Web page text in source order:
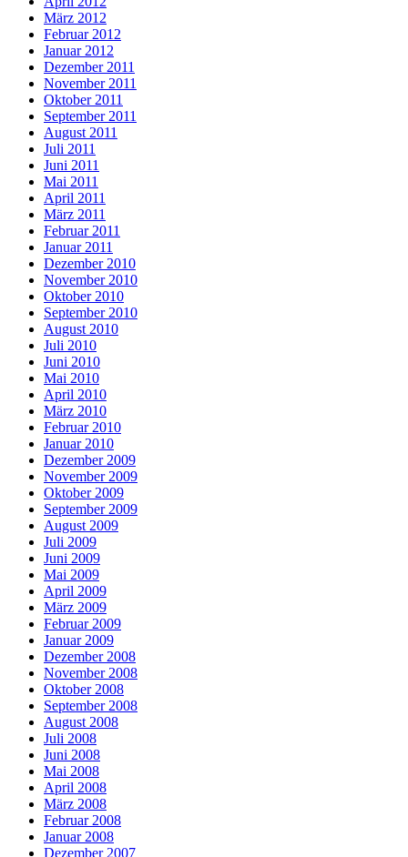
März 2012
Februar 2012
Januar 2012
Dezember 2011
November 2011
Oktober 2011
September 2011
August 2011
Juli 2011
Juni 2011
Mai 2011
April 2011
März 2011
Februar 2011
Januar 2011
Dezember 2010
November 2010
Oktober 2010
September 2010
August 2010
Juli 2010
Juni 2010
Mai 2010
April 2010
März 2010
Februar 2010
Januar 2010
Dezember 2009
November 2009
Oktober 2009
September 2009
August 2009
Juli 2009
Juni 2009
Mai 2009
April 2009
März 2009
Februar 2009
Januar 2009
Dezember 2008
November 2008
Oktober 2008
September 2008
August 2008
Juli 2008
Juni 2008
Mai 2008
April 2008
März 2008
Februar 2008
Januar 2008
Dezember 2007